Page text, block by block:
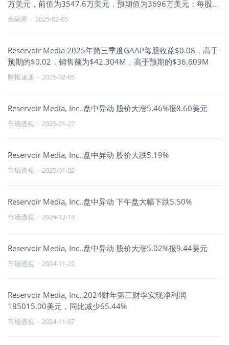
万美元，前值为3547.6万美元，预期值为3696万美元；每股收
益为0.08美元，前值为-0.05美元，预期值为0.03美元。
金融界 · 2025-02-05
Reservoir Media 2025年第三季度GAAP每股收益$0.08，高于
预期的$0.02，销售额为$42.304M，高于预期的$36.609M
财报速递 · 2025-02-05
Reservoir Media, Inc..盘中异动 股价大涨5.46%报8.60美元
市场透视 · 2025-01-27
Reservoir Media, Inc..盘中异动 股价大跌5.19%
市场透视 · 2025-01-02
Reservoir Media, Inc..盘中异动 下午盘大幅下跌5.50%
市场透视 · 2024-12-18
Reservoir Media, Inc..盘中异动 股价大涨5.02%报9.44美元
市场透视 · 2024-11-22
Reservoir Media, Inc..2024财年第三财季实现净利润
185015.00美元，同比减少65.44%
市场透视 · 2024-11-07